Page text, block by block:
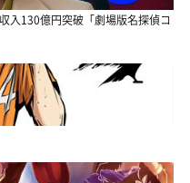
入130億円突破「劇場版名探偵コ